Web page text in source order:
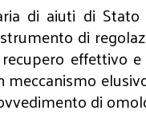
di aiuti di
di
effettivo
di